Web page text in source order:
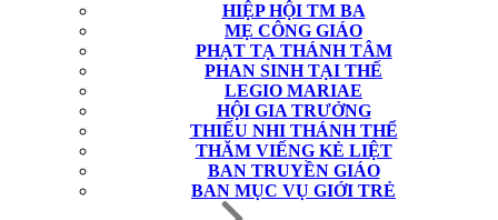
HIỆP HỘI TM BA
MẸ CÔNG GIÁO
PHẠT TẠ THÁNH TÂM
PHAN SINH TẠI THẾ
LEGIO MARIAE
HỘI GIA TRƯỞNG
THIẾU NHI THÁNH THỂ
THĂM VIẾNG KẺ LIỆT
BAN TRUYỀN GIÁO
BAN MỤC VỤ GIỚI TRẺ